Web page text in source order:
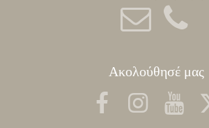
Ακολούθησέ μας